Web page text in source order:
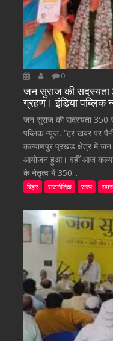
0
जन सुराज की सदस्यता
ग्रहण। इंडिया पब्लिक
जन सुराज की सदस्यता 350
पब्लिक न्यूज, “हर खबर पर
कल्याणपुर प्रखंड क्षेत्र में
आयोजन हुआ। वहीं आज
के नेतृत्व में 350...
बिहार राजनीतिक राज्य